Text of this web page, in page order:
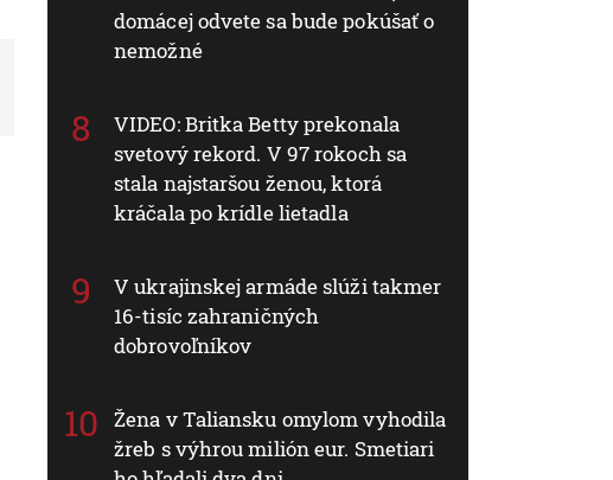
domácej odvete sa bude pokúšať o
nemožné
VIDEO: Britka Betty prekonala
svetový rekord. V 97 rokoch sa
stala najstaršou ženou, ktorá
kráčala po krídle lietadla
V ukrajinskej armáde slúži takmer
16-tisíc zahraničných
dobrovoľníkov
Žena v Taliansku omylom vyhodila
žreb s výhrou milión eur. Smetiari